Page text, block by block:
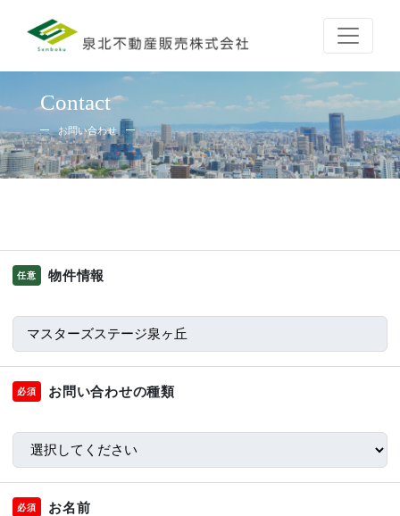
Contact
お問い合わせ
任意 物件情報
必須 お問い合わせの種類
必須 お名前